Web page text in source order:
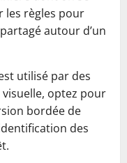
les règles pour
autour d’un
utilisé par des
optez pour
bordée de
des